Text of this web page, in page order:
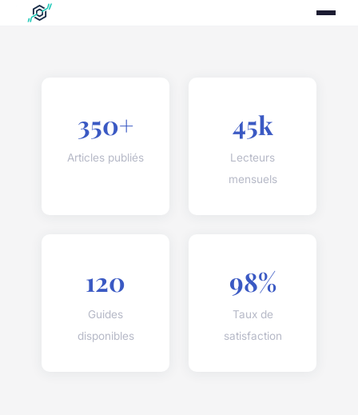
350+
Articles publiés
45k
Lecteurs
mensuels
120
Guides
disponibles
98%
Taux de
satisfaction